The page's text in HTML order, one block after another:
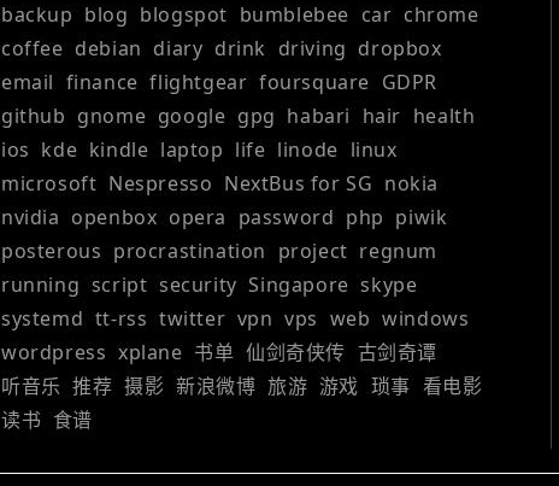
backup blog blogspot bumblebee car chrome
coffee debian diary drink driving dropbox
email finance flightgear foursquare GDPR
github gnome google gpg habari hair health
ios kde kindle laptop life linode linux
microsoft Nespresso NextBus for SG nokia
nvidia openbox opera password php piwik
posterous procrastination project regnum
running script security Singapore skype
systemd tt-rss twitter vpn vps web windows
wordpress xplane 书单 仙剑奇侠传 古剑奇谭
听音乐 推荐 摄影 新浪微博 旅游 游戏 琐事 看电影
读书 食谱